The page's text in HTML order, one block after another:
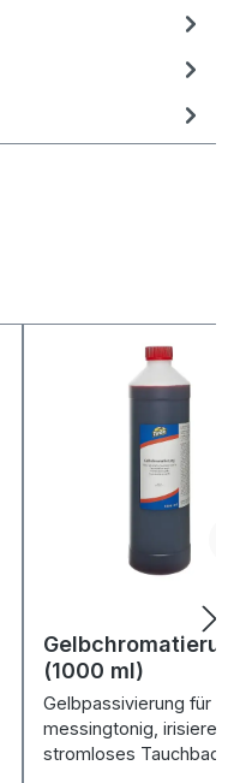
(1000 ml)
Gelbpassivierung für
messingtonig, irisierend
stromloses Tauchbad,